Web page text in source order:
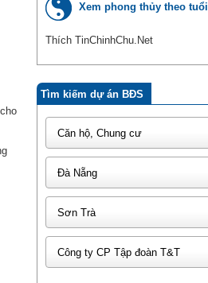
Xem phong thủy theo tuổi
Thích TinChinhChu.Net
Tìm kiếm dự án BĐS
Căn hộ, Chung cư
Đà Nẵng
Sơn Trà
Công ty CP Tập đoàn T&T